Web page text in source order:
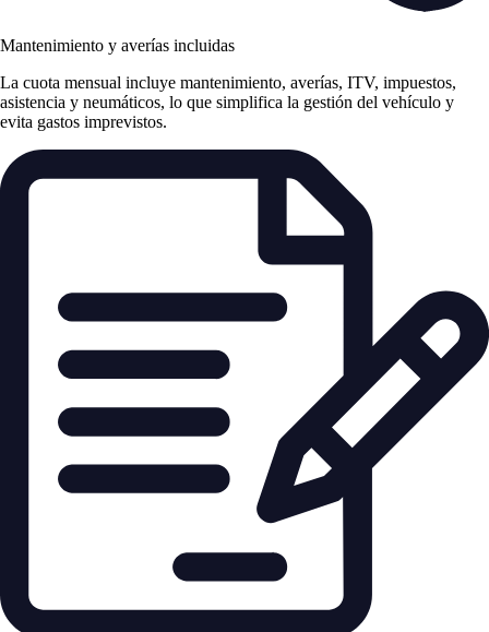
Mantenimiento y averías incluidas
La cuota mensual incluye mantenimiento, averías, ITV, impuestos,
asistencia y neumáticos, lo que simplifica la gestión del vehículo y
evita gastos imprevistos.